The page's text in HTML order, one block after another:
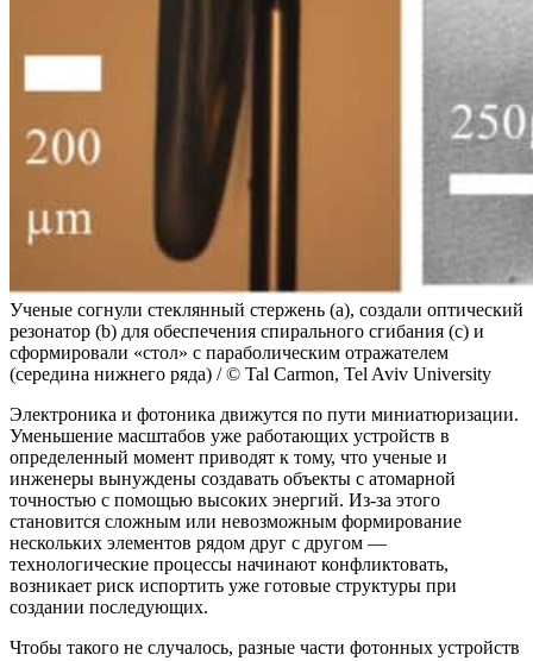
Ученые согнули стеклянный стержень (a), создали оптический
резонатор (b) для обеспечения спирального сгибания (с) и
сформировали «стол» с параболическим отражателем
(середина нижнего ряда) / © Tal Carmon, Tel Aviv University
Электроника и фотоника движутся по пути миниатюризации.
Уменьшение масштабов уже работающих устройств в
определенный момент приводят к тому, что ученые и
инженеры вынуждены создавать объекты с атомарной
точностью с помощью высоких энергий. Из-за этого
становится сложным или невозможным формирование
нескольких элементов рядом друг с другом —
технологические процессы начинают конфликтовать,
возникает риск испортить уже готовые структуры при
создании последующих.
Чтобы такого не случалось, разные части фотонных устройств